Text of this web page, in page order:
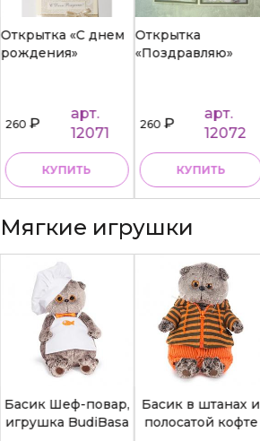
Открытка «С днем
рождения»
260₽
арт.
12071
КУПИТЬ
Открытка
«Поздравляю»
260₽
арт.
12072
КУПИТЬ
Мягкие игрушки
Басик Шеф-повар,
игрушка BudiBasa
Басик в штанах и
полосатой кофте